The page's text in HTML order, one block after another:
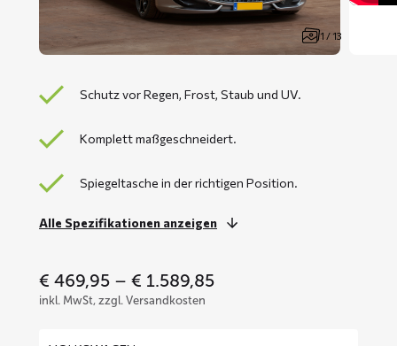
1 / 13
Schutz vor Regen, Frost, Staub und UV.
Komplett maßgeschneidert.
Spiegeltasche in der richtigen Position.
Alle Spezifikationen anzeigen
€ 469,95 – € 1.589,85Price
inkl. MwSt, zzgl. Versandkosten